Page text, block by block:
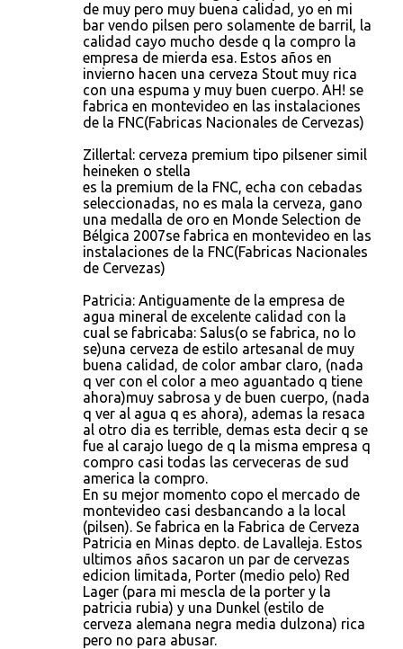
de muy pero muy buena calidad, yo en mi
bar vendo pilsen pero solamente de barril, la
calidad cayo mucho desde q la compro la
empresa de mierda esa. Estos años en
invierno hacen una cerveza Stout muy rica
con una espuma y muy buen cuerpo. AH! se
fabrica en montevideo en las instalaciones
de la FNC(Fabricas Nacionales de Cervezas)
Zillertal: cerveza premium tipo pilsener simil
heineken o stella
es la premium de la FNC, echa con cebadas
seleccionadas, no es mala la cerveza, gano
una medalla de oro en Monde Selection de
Bélgica 2007se fabrica en montevideo en las
instalaciones de la FNC(Fabricas Nacionales
de Cervezas)
Patricia: Antiguamente de la empresa de
agua mineral de excelente calidad con la
cual se fabricaba: Salus(o se fabrica, no lo
se)una cerveza de estilo artesanal de muy
buena calidad, de color ambar claro, (nada
q ver con el color a meo aguantado q tiene
ahora)muy sabrosa y de buen cuerpo, (nada
q ver al agua q es ahora), ademas la resaca
al otro dia es terrible, demas esta decir q se
fue al carajo luego de q la misma empresa q
compro casi todas las cerveceras de sud
america la compro.
En su mejor momento copo el mercado de
montevideo casi desbancando a la local
(pilsen). Se fabrica en la Fabrica de Cerveza
Patricia en Minas depto. de Lavalleja. Estos
ultimos años sacaron un par de cervezas
edicion limitada, Porter (medio pelo) Red
Lager (para mi mescla de la porter y la
patricia rubia) y una Dunkel (estilo de
cerveza alemana negra media dulzona) rica
pero no para abusar.